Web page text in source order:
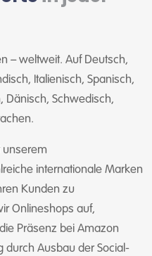
– weltweit. Auf Deutsch,
Italienisch, Spanisch,
Dänisch, Schwedisch,
unserem
internationale Marken
Kunden zu
Onlineshops auf,
Präsenz bei Amazon
durch Ausbau der Social-